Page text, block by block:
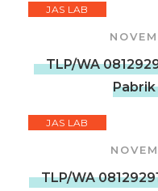
JAS LAB
TLP/WA
Pabrik
JAS LAB
TLP/WA